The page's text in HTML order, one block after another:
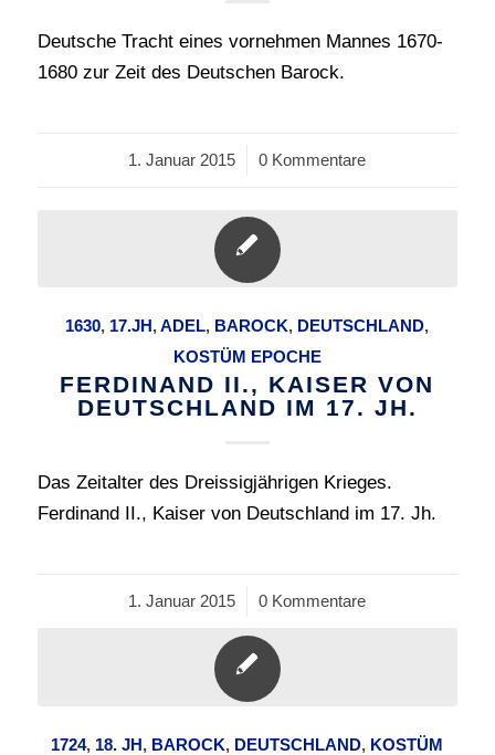
Deutsche Tracht eines vornehmen Mannes 1670-
1680 zur Zeit des Deutschen Barock.
1. Januar 2015
/ 0 Kommentare
1630, 17.JH,ADEL, BAROCK, DEUTSCHLAND,
KOSTÜM EPOCHE
FERDINAND II., KAISER VON
DEUTSCHLAND IM 17. JH.
Das Zeitalter des Dreissigjährigen Krieges.
Ferdinand II., Kaiser von Deutschland im 17. Jh.
1. Januar 2015
/ 0 Kommentare
1724, 18. JH, BAROCK, DEUTSCHLAND, KOSTÜM